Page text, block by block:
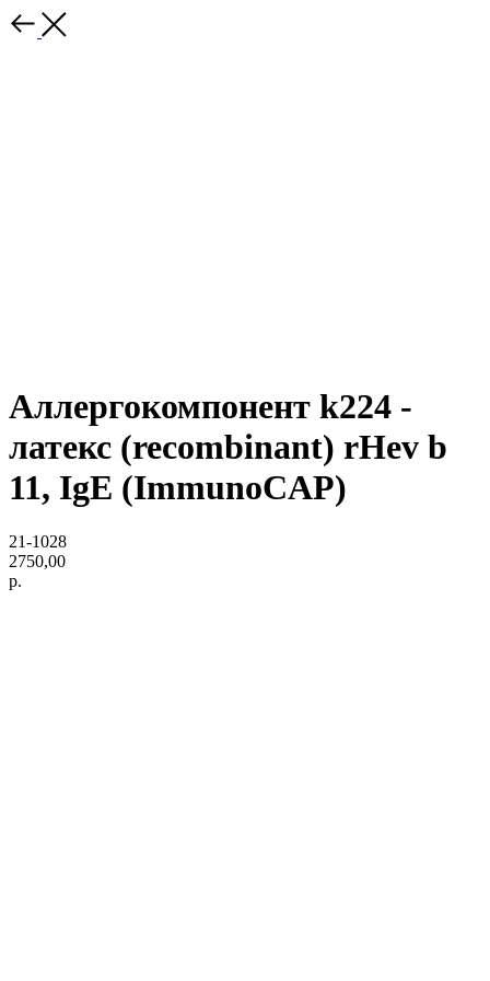
Аллергокомпонент k224 -
латекс (recombinant) rHev b
11, IgE (ImmunoCAP)
21-1028
2750,00
р.